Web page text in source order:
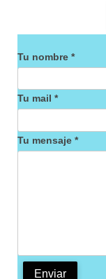
Tu nombre *
Tu mail *
Tu mensaje *